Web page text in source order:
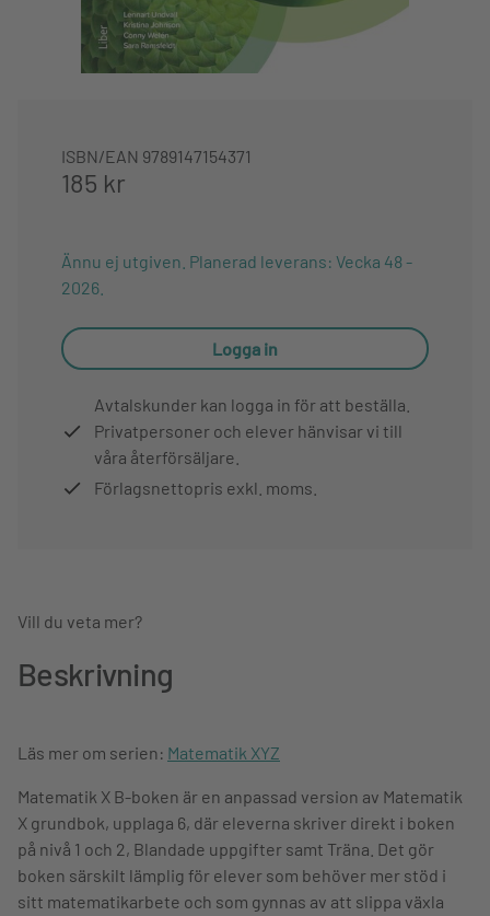
Vill du veta mer?
Beskrivning
Läs mer om serien: Matematik XYZ
Matematik X B-boken är en anpassad version av Matematik
X grundbok, upplaga 6, där eleverna skriver direkt i boken
på nivå 1 och 2, Blandade uppgifter samt Träna. Det gör
boken särskilt lämplig för elever som behöver mer stöd i
sitt matematikarbete och som gynnas av att slippa växla
ISBN/EAN 9789147154371
185 kr
Ännu ej utgiven. Planerad leverans: Vecka 48 -
2026.
Logga in
Avtalskunder kan logga in för att beställa.
Privatpersoner och elever hänvisar vi till
våra återförsäljare.
Förlagsnettopris exkl. moms.